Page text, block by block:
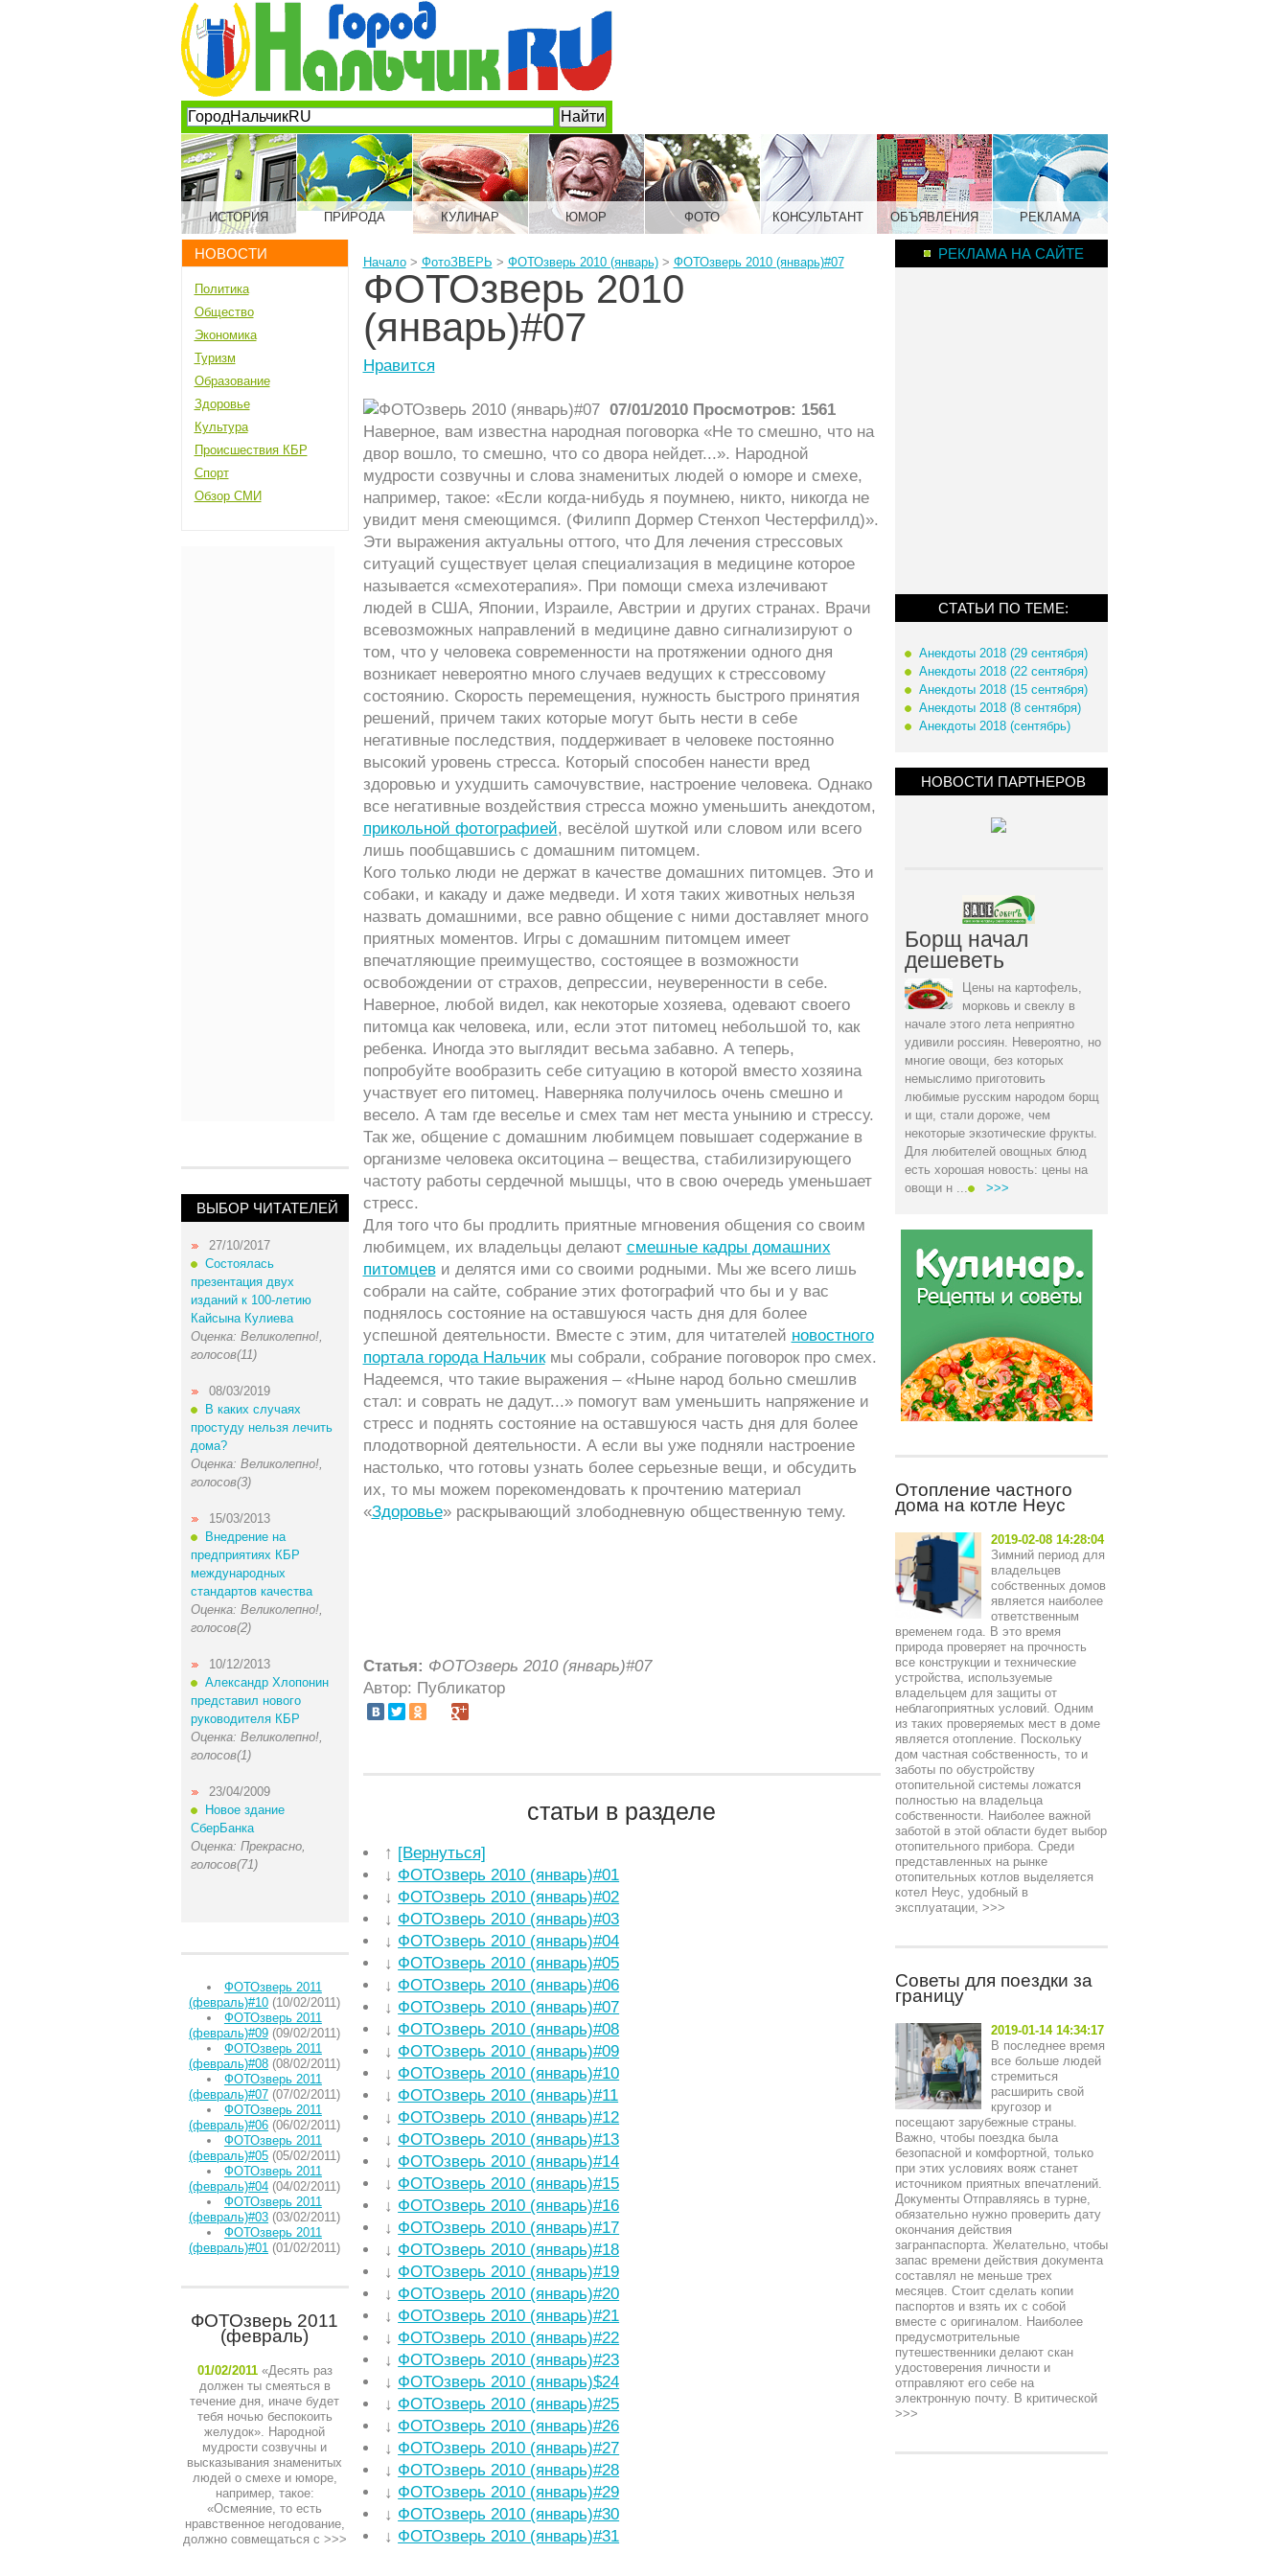
ИСТОРИЯ ПРИРОДА КУЛИНАР ЮМОР ФОТО КОНСУЛЬТАНТ ОБЪЯВЛЕНИЯ РЕКЛАМА
НОВОСТИ
Политика
Общество
Экономика
Туризм
Образование
Здоровье
Культура
Происшествия КБР
Спорт
Обзор СМИ
ВЫБОР ЧИТАТЕЛЕЙ
27/10/2017
Состоялась
презентация двух
изданий к 100-летию
Кайсына Кулиева
Оценка: Великолепно!,
голосов(11)
08/03/2019
В каких случаях
простуду нельзя лечить
дома?
Оценка: Великолепно!,
голосов(3)
15/03/2013
Внедрение на
предприятиях КБР
международных
стандартов качества
Оценка: Великолепно!,
голосов(2)
10/12/2013
Александр Хлопонин
представил нового
руководителя КБР
Оценка: Великолепно!,
голосов(1)
23/04/2009
Новое здание
СберБанка
Оценка: Прекрасно,
голосов(71)
ФОТОзверь 2011
(февраль)#10 (10/02/2011)
ФОТОзверь 2011
(февраль)#09 (09/02/2011)
ФОТОзверь 2011
(февраль)#08 (08/02/2011)
ФОТОзверь 2011
(февраль)#07 (07/02/2011)
ФОТОзверь 2011
(февраль)#06 (06/02/2011)
ФОТОзверь 2011
(февраль)#05 (05/02/2011)
ФОТОзверь 2011
(февраль)#04 (04/02/2011)
ФОТОзверь 2011
(февраль)#03 (03/02/2011)
ФОТОзверь 2011
(февраль)#01 (01/02/2011)
ФОТОзверь 2011
(февраль)
01/02/2011 «Десять раз
должен ты смеяться в
течение дня, иначе будет
тебя ночью беспокоить
желудок». Народной
мудрости созвучны и
высказывания знаменитых
людей о смехе и юморе,
например, такое:
«Осмеяние, то есть
нравственное негодование,
должно совмещаться с >>>
Начало> ФотоЗВЕРЬ > ФОТОзверь 2010 (январь)> ФОТОзверь 2010 (январь)#07
ФОТОзверь 2010
(январь)#07
Нравится
07/01/2010 Просмотров: 1561
Наверное, вам известна народная поговорка «Не то смешно, что на
двор вошло, то смешно, что со двора нейдет...». Народной
мудрости созвучны и слова знаменитых людей о юморе и смехе,
например, такое: «Если когда-нибудь я поумнею, никто, никогда не
увидит меня смеющимся. (Филипп Дормер Стенхоп Честерфилд)».
Эти выражения актуальны оттого, что Для лечения стрессовых
ситуаций существует целая специализация в медицине которое
называется «смехотерапия». При помощи смеха излечивают
людей в США, Японии, Израиле, Австрии и других странах. Врачи
всевозможных направлений в медицине давно сигнализируют о
том, что у человека современности на протяжении одного дня
возникает невероятно много случаев ведущих к стрессовому
состоянию. Скорость перемещения, нужность быстрого принятия
решений, причем таких которые могут быть нести в себе
негативные последствия, поддерживает в человеке постоянно
высокий уровень стресса. Который способен нанести вред
здоровью и ухудшить самочувствие, настроение человека. Однако
все негативные воздействия стресса можно уменьшить анекдотом,
прикольной фотографией, весёлой шуткой или словом или всего
лишь пообщавшись с домашним питомцем.
Кого только люди не держат в качестве домашних питомцев. Это и
собаки, и какаду и даже медведи. И хотя таких животных нельзя
назвать домашними, все равно общение с ними доставляет много
приятных моментов. Игры с домашним питомцем имеет
впечатляющие преимущество, состоящее в возможности
освобождении от страхов, депрессии, неуверенности в себе.
Наверное, любой видел, как некоторые хозяева, одевают своего
питомца как человека, или, если этот питомец небольшой то, как
ребенка. Иногда это выглядит весьма забавно. А теперь,
попробуйте вообразить себе ситуацию в которой вместо хозяина
участвует его питомец. Наверняка получилось очень смешно и
весело. А там где веселье и смех там нет места унынию и стрессу.
Так же, общение с домашним любимцем повышает содержание в
организме человека окситоцина – вещества, стабилизирующего
частоту работы сердечной мышцы, что в свою очередь уменьшает
стресс.
Для того что бы продлить приятные мгновения общения со своим
любимцем, их владельцы делают смешные кадры домашних
питомцеви делятся ими со своими родными. Мы же всего лишь
собрали на сайте, собрание этих фотографий что бы и у вас
поднялось состояние на оставшуюся часть дня для более
успешной деятельности. Вместе с этим, для читателей новостного
портала города Нальчикмы собрали, собрание поговорок про смех.
Надеемся, что такие выражения – «Ныне народ больно смешлив
стал: и соврать не дадут...» помогут вам уменьшить напряжение и
стресс и поднять состояние на оставшуюся часть дня для более
плодотворной деятельности. А если вы уже подняли настроение
настолько, что готовы узнать более серьезные вещи, и обсудить
их, то мы можем порекомендовать к прочтению материал
«Здоровье» раскрывающий злободневную общественную тему.
Статья: ФОТОзверь 2010 (январь)#07
Автор: Публикатор
статьи в разделе
↑ [Вернуться]
↓ ФОТОзверь 2010 (январь)#01
↓ ФОТОзверь 2010 (январь)#02
↓ ФОТОзверь 2010 (январь)#03
↓ ФОТОзверь 2010 (январь)#04
↓ ФОТОзверь 2010 (январь)#05
↓ ФОТОзверь 2010 (январь)#06
↓ ФОТОзверь 2010 (январь)#07
↓ ФОТОзверь 2010 (январь)#08
↓ ФОТОзверь 2010 (январь)#09
↓ ФОТОзверь 2010 (январь)#10
↓ ФОТОзверь 2010 (январь)#11
↓ ФОТОзверь 2010 (январь)#12
↓ ФОТОзверь 2010 (январь)#13
↓ ФОТОзверь 2010 (январь)#14
↓ ФОТОзверь 2010 (январь)#15
↓ ФОТОзверь 2010 (январь)#16
↓ ФОТОзверь 2010 (январь)#17
↓ ФОТОзверь 2010 (январь)#18
↓ ФОТОзверь 2010 (январь)#19
↓ ФОТОзверь 2010 (январь)#20
↓ ФОТОзверь 2010 (январь)#21
↓ ФОТОзверь 2010 (январь)#22
↓ ФОТОзверь 2010 (январь)#23
↓ ФОТОзверь 2010 (январь)$24
↓ ФОТОзверь 2010 (январь)#25
↓ ФОТОзверь 2010 (январь)#26
↓ ФОТОзверь 2010 (январь)#27
↓ ФОТОзверь 2010 (январь)#28
↓ ФОТОзверь 2010 (январь)#29
↓ ФОТОзверь 2010 (январь)#30
↓ ФОТОзверь 2010 (январь)#31
РЕКЛАМА НА САЙТЕ
СТАТЬИ ПО ТЕМЕ:
Анекдоты 2018 (29 сентября)
Анекдоты 2018 (22 сентября)
Анекдоты 2018 (15 сентября)
Анекдоты 2018 (8 сентября)
Анекдоты 2018 (сентябрь)
НОВОСТИ ПАРТНЕРОВ
Борщ начал
дешеветь
Цены на картофель,
морковь и свеклу в
начале этого лета неприятно
удивили россиян. Невероятно, но
многие овощи, без которых
немыслимо приготовить
любимые русским народом борщ
и щи, стали дороже, чем
некоторые экзотические фрукты.
Для любителей овощных блюд
есть хорошая новость: цены на
овощи н ...
>>>
Отопление частного
дома на котле Неус
2019-02-08 14:28:04
Зимний период для
владельцев
собственных домов
является наиболее
ответственным
временем года. В это время
природа проверяет на прочность
все конструкции и технические
устройства, используемые
владельцем для защиты от
неблагоприятных условий. Одним
из таких проверяемых мест в доме
является отопление. Поскольку
дом частная собственность, то и
заботы по обустройству
отопительной системы ложатся
полностью на владельца
собственности. Наиболее важной
заботой в этой области будет выбор
отопительного прибора. Среди
представленных на рынке
отопительных котлов выделяется
котел Неус, удобный в
эксплуатации, >>>
Советы для поездки за
границу
2019-01-14 14:34:17
В последнее время
все больше людей
стремиться
расширить свой
кругозор и
посещают зарубежные страны.
Важно, чтобы поездка была
безопасной и комфортной, только
при этих условиях вояж станет
источником приятных впечатлений.
Документы Отправляясь в турне,
обязательно нужно проверить дату
окончания действия
загранпаспорта. Желательно, чтобы
запас времени действия документа
составлял не меньше трех
месяцев. Стоит сделать копии
паспортов и взять их с собой
вместе с оригиналом. Наиболее
предусмотрительные
путешественники делают скан
удостоверения личности и
отправляют его себе на
электронную почту. В критической
>>>